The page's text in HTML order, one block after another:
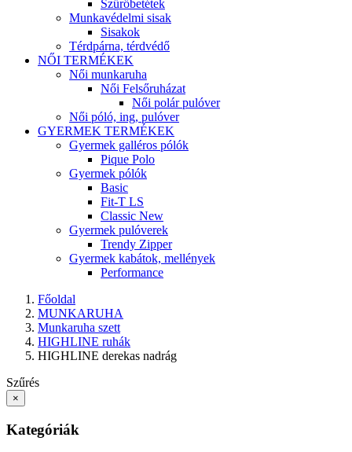
Szűrőbetétek
Munkavédelmi sisak
Sisakok
Térdpárna, térdvédő
NŐI TERMÉKEK
Női munkaruha
Női Felsőruházat
Női polár pulóver
Női póló, ing, pulóver
GYERMEK TERMÉKEK
Gyermek galléros pólók
Pique Polo
Gyermek pólók
Basic
Fit-T LS
Classic New
Gyermek pulóverek
Trendy Zipper
Gyermek kabátok, mellények
Performance
Főoldal
MUNKARUHA
Munkaruha szett
HIGHLINE ruhák
HIGHLINE derekas nadrág
Szűrés
×
Kategóriák